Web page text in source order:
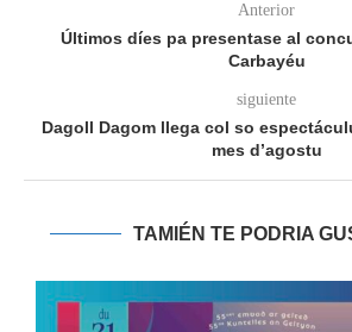
Anterior
Últimos díes pa presentase al
Carbayéu
siguiente
Dagoll Dagom llega col so
mes d’agostu
TAMIÉN TE PODRIA